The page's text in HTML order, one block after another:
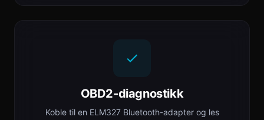
OBD2-diagnostikk
Koble til en ELM327 Bluetooth-adapter og les